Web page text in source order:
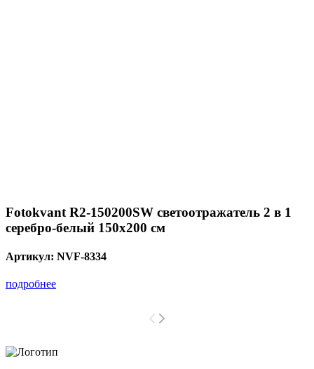
Fotokvant R2-150200SW светоотражатель 2 в 1
серебро-белый 150х200 см
Артикул: NVF-8334
подробнее